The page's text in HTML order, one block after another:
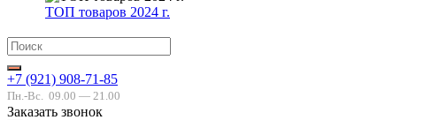
ТОП товаров 2024 г.
+7 (921) 908-71-85
Пн.-Вс. 09.00 — 21.00
Заказать звонок